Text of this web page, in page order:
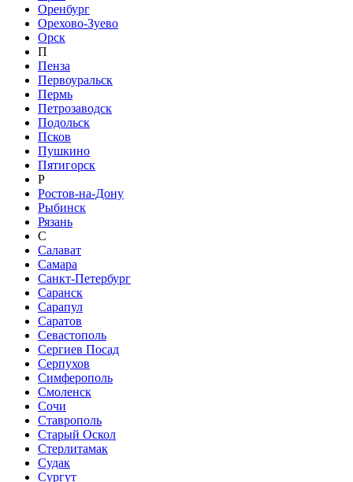
Оренбург
Орехово-Зуево
Орск
П
Пенза
Первоуральск
Пермь
Петрозаводск
Подольск
Псков
Пушкино
Пятигорск
Р
Ростов-на-Дону
Рыбинск
Рязань
С
Салават
Самара
Санкт-Петербург
Саранск
Сарапул
Саратов
Севастополь
Сергиев Посад
Серпухов
Симферополь
Смоленск
Сочи
Ставрополь
Старый Оскол
Стерлитамак
Судак
Сургут